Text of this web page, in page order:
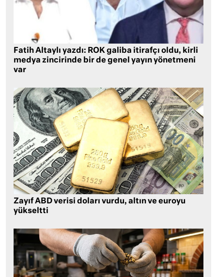
Fatih Altaylı yazdı: ROK galiba itirafçı oldu, kirli
medya zincirinde bir de genel yayın yönetmeni
var
Zayıf ABD verisi doları vurdu, altın ve euroyu
yükseltti